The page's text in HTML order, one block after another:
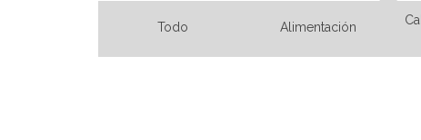
Todo Alimentación